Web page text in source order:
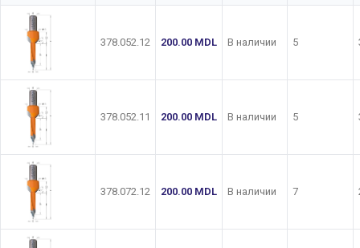
378.052.12 200.00 MDL В наличии 5
378.052.11 200.00 MDL В наличии 5
378.072.12 200.00 MDL В наличии 7